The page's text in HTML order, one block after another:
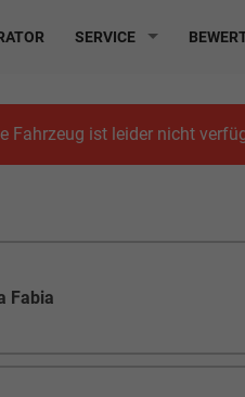
SERVICE
Fahrzeug ist leider nicht
Fabia